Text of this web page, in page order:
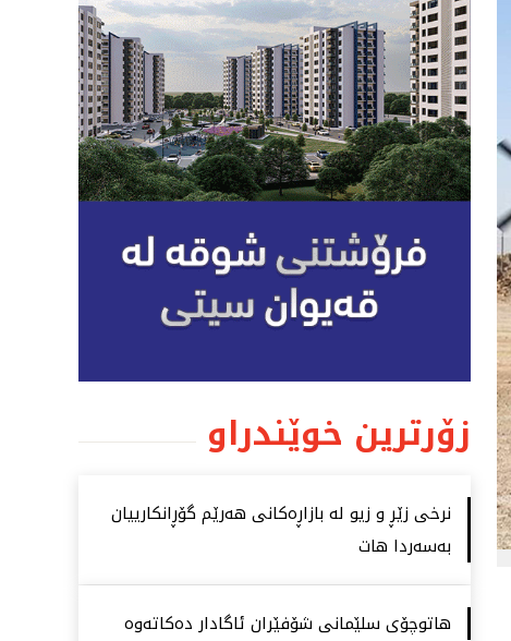
زۆرترین خوێندراو
نرخی زێڕ و زیو لە بازاڕەكانی هەرێم گۆڕانكارییان
بەسەردا هات
هاتوچۆی سلێمانی شۆفێران ئاگادار دەكاتەوە